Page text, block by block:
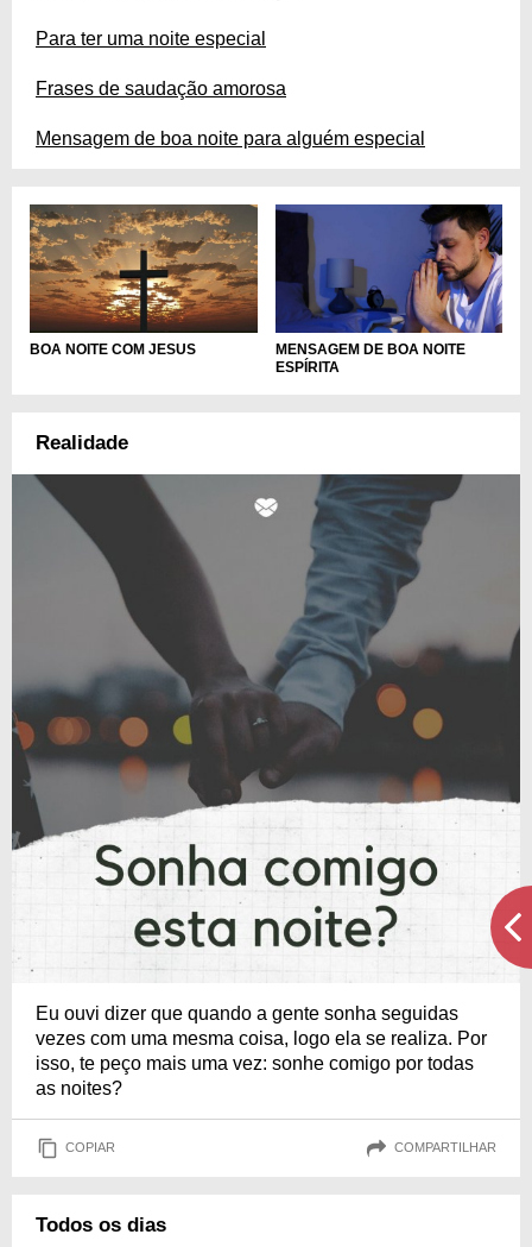
Para ter uma noite especial
Frases de saudação amorosa
Mensagem de boa noite para alguém especial
BOA NOITE COM JESUS
MENSAGEM DE BOA NOITE
ESPÍRITA
Realidade
Eu ouvi dizer que quando a gente sonha seguidas
vezes com uma mesma coisa, logo ela se realiza. Por
isso, te peço mais uma vez: sonhe comigo por todas
as noites?
COPIAR COMPARTILHAR
Todos os dias